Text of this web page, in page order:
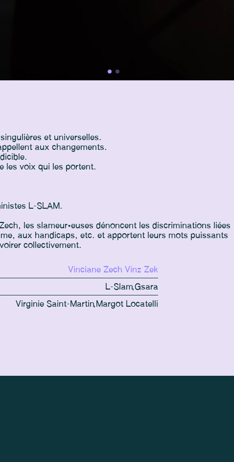
et universelles.
aux changements.
les voix qui les portent.
L-SLAM.
les slameur·euses dénoncent les discriminations liées
aux handicaps, etc. et apportent leurs mots puissants
collectivement.
Vinciane Zech Vinz Zek
L-Slam,Gsara
Virginie Saint-Martin, Margot Locatelli